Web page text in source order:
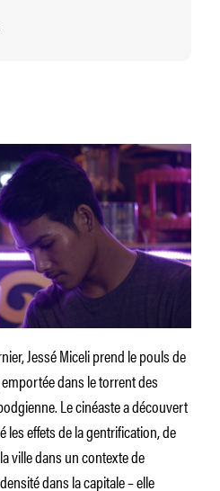
Jessé Miceli prend le pouls de
dans le torrent des
Le cinéaste a découvert
les effets de la gentrification, de
ville dans un contexte de
dans la capitale – elle